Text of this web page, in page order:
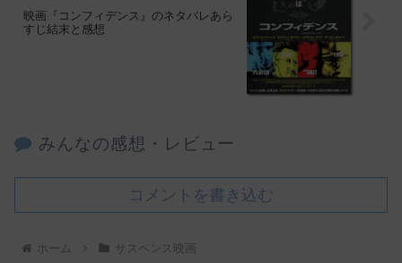
映画『コンフィデンス』のネタバレあら
すじ結末と感想
みんなの感想・レビュー
コメントを書き込む
ホーム サスペンス映画